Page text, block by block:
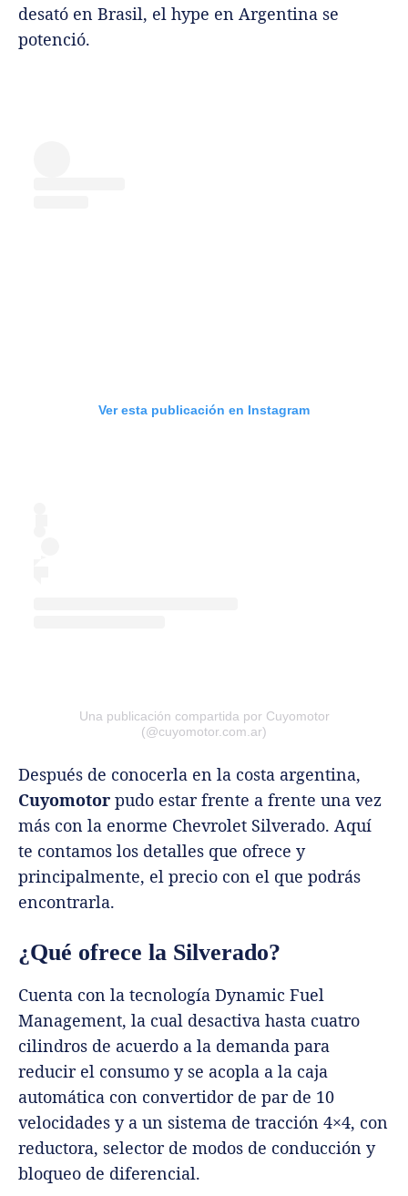
desató en Brasil, el hype en Argentina se
potenció.
Ver esta publicación en Instagram
Una publicación compartida por Cuyomotor
(@cuyomotor.com.ar)
Después de conocerla en la costa argentina,
Cuyomotor pudo estar frente a frente una vez
más con la enorme Chevrolet Silverado. Aquí
te contamos los detalles que ofrece y
principalmente, el precio con el que podrás
encontrarla.
¿Qué ofrece la Silverado?
Cuenta con la tecnología Dynamic Fuel
Management, la cual desactiva hasta cuatro
cilindros de acuerdo a la demanda para
reducir el consumo y se acopla a la caja
automática con convertidor de par de 10
velocidades y a un sistema de tracción 4×4, con
reductora, selector de modos de conducción y
bloqueo de diferencial.